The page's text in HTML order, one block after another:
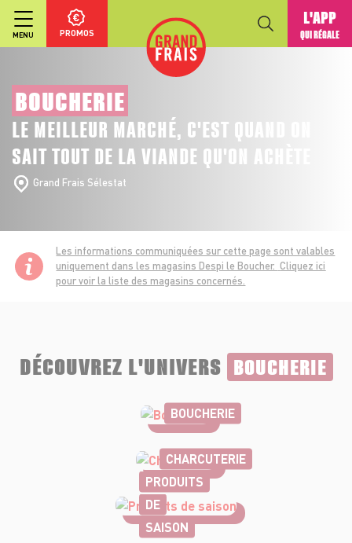
MENU PROMOS
L'APP
QUI RÉGALE
BOUCHERIE
LE MEILLEUR MARCHÉ, C'EST QUAND ON
SAIT TOUT DE LA VIANDE QU'ON ACHÈTE
Grand Frais Sélestat
Les informations communiquées sur cette page sont valables
uniquement dans les magasins Despi le Boucher. Cliquez ici
pour voir la liste des magasins concernés.
DÉCOUVREZ L'UNIVERS BOUCHERIE
BOUCHERIE
CHARCUTERIE
PRODUITS
DE
SAISON